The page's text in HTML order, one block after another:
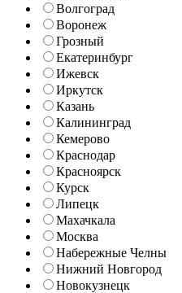
Волгоград
Воронеж
Грозный
Екатеринбург
Ижевск
Иркутск
Казань
Калининград
Кемерово
Краснодар
Красноярск
Курск
Липецк
Махачкала
Москва
Набережные Челны
Нижний Новгород
Новокузнецк